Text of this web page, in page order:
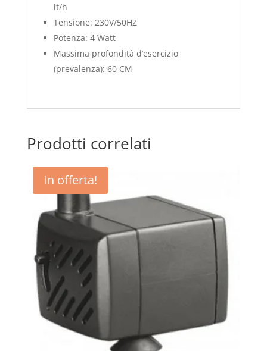
lt/h
Tensione: 230V/50HZ
Potenza: 4 Watt
Massima profondità d’esercizio
(prevalenza): 60 CM
Prodotti correlati
In offerta!